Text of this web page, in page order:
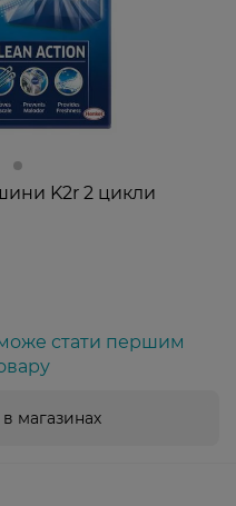
K2r 2 цикли
стати першим
в магазинах